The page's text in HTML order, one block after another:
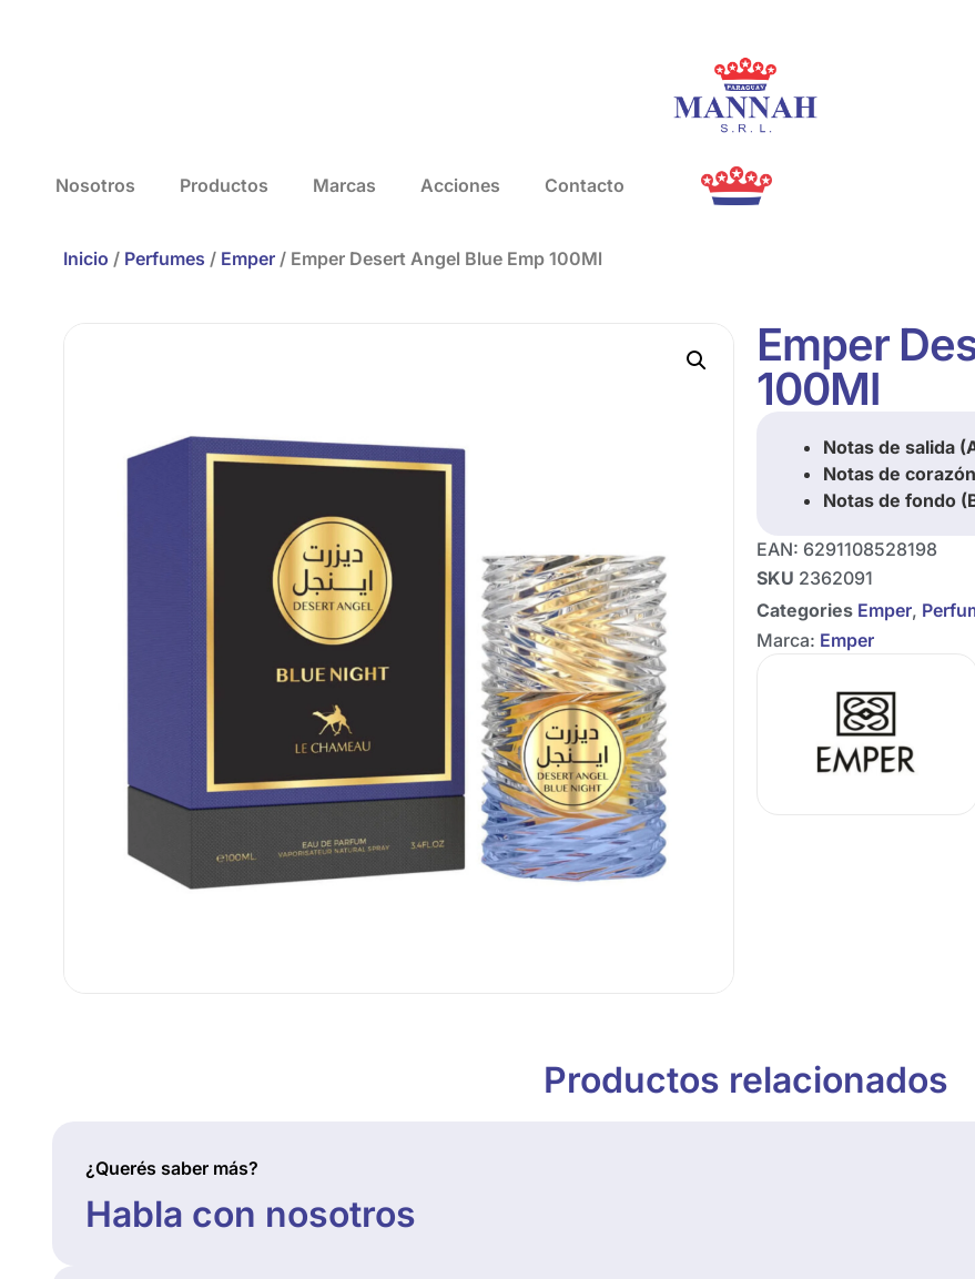
Nosotros Productos Marcas Acciones Contacto
Inicio / Perfumes / Emper / Emper Desert Angel Blue Emp 100Ml
Emper
100Ml
Notas de salida
Notas de
Notas de fondo
EAN: 6291108528198
SKU 2362091
Categories Emper,
Marca: Emper
Productos relacionados
¿Querés saber más?
Habla con nosotros